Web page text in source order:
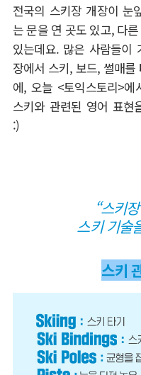
전국의 스키장 개장이 눈
는 문을 연 곳도 있고, 다
있는데요. 많은 사람들이
장에서 스키, 보드, 썰매를
에,오늘 <토익스토리>에
스키와 관련된 영어 표현
:)
“스키
스키 기술
스키